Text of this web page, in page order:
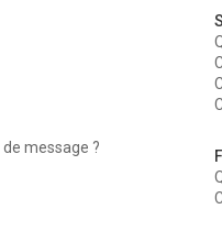
message ?